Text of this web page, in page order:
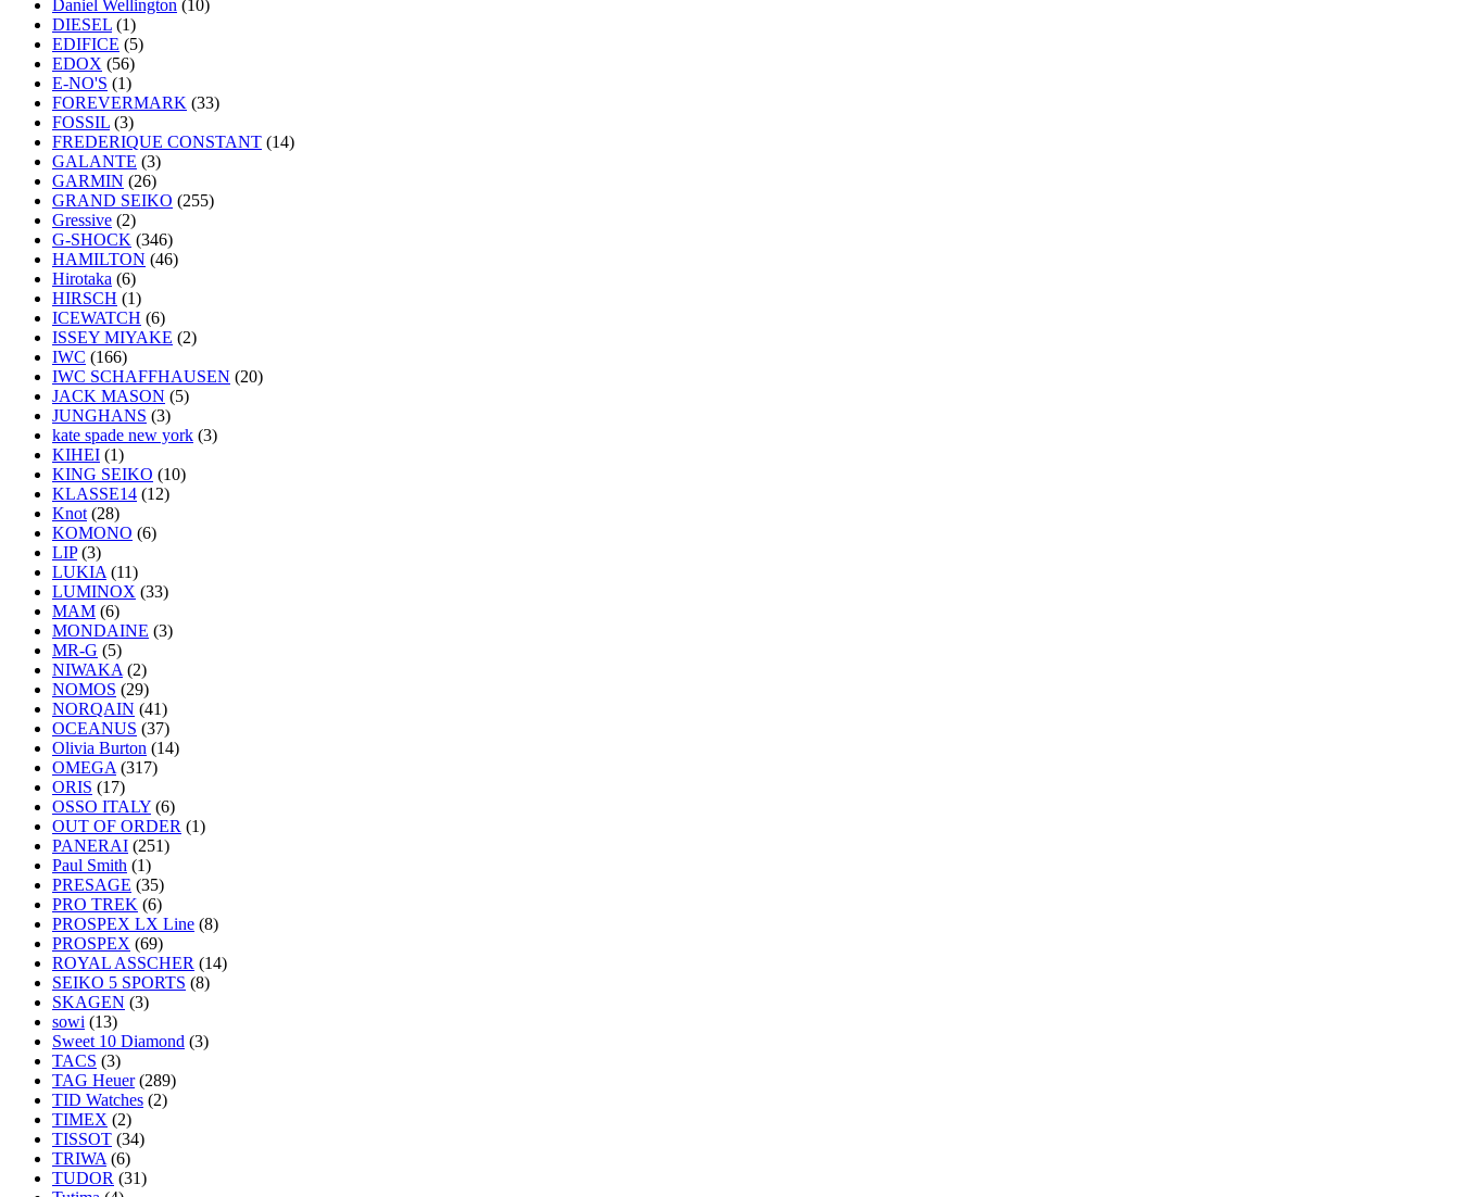
Daniel Wellington (10)
DIESEL (1)
EDIFICE (5)
EDOX (56)
E-NO'S (1)
FOREVERMARK (33)
FOSSIL (3)
FREDERIQUE CONSTANT (14)
GALANTE (3)
GARMIN (26)
GRAND SEIKO (255)
Gressive (2)
G-SHOCK (346)
HAMILTON (46)
Hirotaka (6)
HIRSCH (1)
ICEWATCH (6)
ISSEY MIYAKE (2)
IWC (166)
IWC SCHAFFHAUSEN (20)
JACK MASON (5)
JUNGHANS (3)
kate spade new york (3)
KIHEI (1)
KING SEIKO (10)
KLASSE14 (12)
Knot (28)
KOMONO (6)
LIP(3)
LUKIA (11)
LUMINOX (33)
MAM (6)
MONDAINE (3)
MR-G (5)
NIWAKA (2)
NOMOS (29)
NORQAIN (41)
OCEANUS (37)
Olivia Burton (14)
OMEGA (317)
ORIS (17)
OSSO ITALY (6)
OUT OF ORDER (1)
PANERAI (251)
Paul Smith (1)
PRESAGE (35)
PRO TREK (6)
PROSPEX LX Line (8)
PROSPEX (69)
ROYAL ASSCHER (14)
SEIKO 5 SPORTS (8)
SKAGEN (3)
sowi (13)
Sweet 10 Diamond (3)
TACS (3)
TAG Heuer(289)
TID Watches (2)
TIMEX (2)
TISSOT (34)
TRIWA (6)
TUDOR (31)